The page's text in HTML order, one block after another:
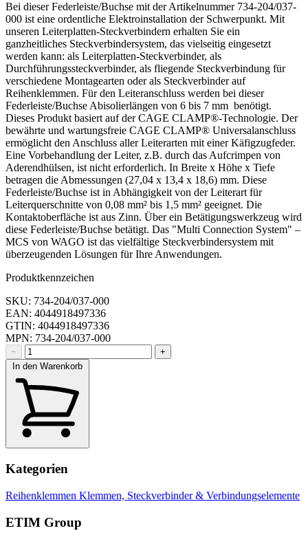
Bei dieser Federleiste/Buchse mit der Artikelnummer 734-204/037-
000 ist eine ordentliche Elektroinstallation der Schwerpunkt. Mit
unseren Leiterplatten-Steckverbindern erhalten Sie ein
ganzheitliches Steckverbindersystem, das vielseitig eingesetzt
werden kann: als Leiterplatten-Steckverbinder, als
Durchführungssteckverbinder, als fliegende Steckverbindung für
verschiedene Montagearten oder als Steckverbinder auf
Reihenklemmen. Für den Leiteranschluss werden bei dieser
Federleiste/Buchse Abisolierlängen von 6 bis 7 mm benötigt.
Dieses Produkt basiert auf der CAGE CLAMP®-Technologie. Der
bewährte und wartungsfreie CAGE CLAMP® Universalanschluss
ermöglicht den Anschluss aller Leiterarten mit einer Käfigzugfeder.
Eine Vorbehandlung der Leiter, z.B. durch das Aufcrimpen von
Aderendhülsen, ist nicht erforderlich. In Breite x Höhe x Tiefe
betragen die Abmessungen (27,04 x 13,4 x 18,6) mm. Diese
Federleiste/Buchse ist in Abhängigkeit von der Leiterart für
Leiterquerschnitte von 0,08 mm² bis 1,5 mm² geeignet. Die
Kontaktoberfläche ist aus Zinn. Über ein Betätigungswerkzeug wird
diese Federleiste/Buchse betätigt. Das "Multi Connection System" –
MCS von WAGO ist das vielfältige Steckverbindersystem mit
überzeugenden Lösungen für Ihre Anwendungen.
Produktkennzeichen
SKU: 734-204/037-000
EAN: 4044918497336
GTIN: 4044918497336
MPN: 734-204/037-000
−
+
In den Warenkorb
Kategorien
Reihenklemmen Klemmen, Steckverbinder & Verbindungselemente
ETIM Group